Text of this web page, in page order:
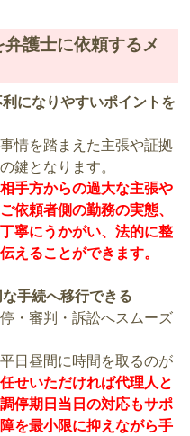
護士に依頼するメ
になりやすいポイントを
情を踏まえた主張や証拠
鍵となります。
手方からの過大な主張や
依頼者側の勤務の実態、
寧にうかがい、法的に整
えることができます。
手続へ移行できる
・審判・訴訟へスムーズ
日昼間に時間を取るのが
せいただければ代理人と
停期日当日の対応もサポ
を最小限に抑えながら手